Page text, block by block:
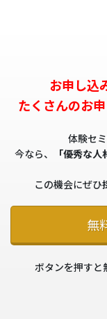
お申し込
たくさんのお
体験セ
今なら、
「優秀な
この機会にぜひ
無
ボタンを押すと